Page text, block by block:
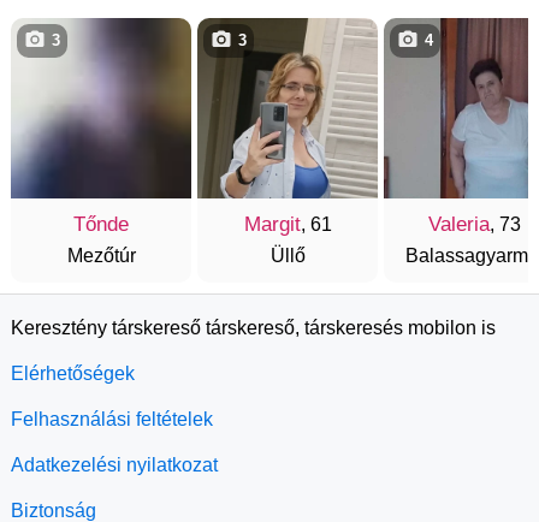
Tőnde
Mezőtúr
3
Margit, 61
Üllő
3
Valeria, 73
4
Keresztény társkereső társkereső, társkeresés mobilon is
Elérhetőségek
Felhasználási feltételek
Adatkezelési nyilatkozat
Biztonság